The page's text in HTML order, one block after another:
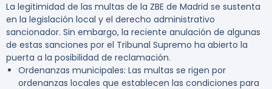
La legitimidad de las multas de la ZBE de Madrid se sustenta
en la legislación local y el derecho administrativo
sancionador. Sin embargo, la reciente anulación de algunas
de estas sanciones por el Tribunal Supremo ha abierto la
puerta a la posibilidad de reclamación.
Ordenanzas municipales: Las multas se rigen por
ordenanzas locales que establecen las condiciones para